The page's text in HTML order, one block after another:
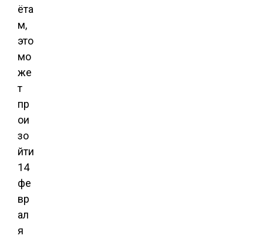
ёта
м,
это
мо
же
т
пр
ои
зо
йти
14
фе
вр
ал
я